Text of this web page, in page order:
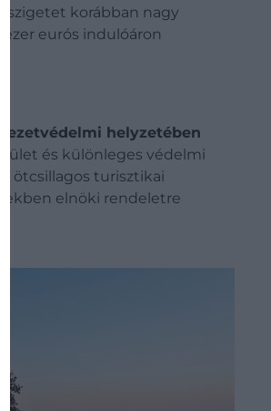
szigetet korábban nagy
eurós indulóáron
helyzetében
és különleges védelmi
ötcsillagos turisztikai
elnöki rendeletre
az állam felé
része: